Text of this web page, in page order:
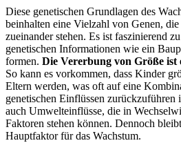
Diese genetischen Grundlagen des
beinhalten eine Vielzahl von Genen,
zueinander stehen. Es ist faszinierend
genetischen Informationen wie ein
formen. Die Vererbung von Größe ist
So kann es vorkommen, dass Kinder
Eltern werden, was oft auf eine
genetischen Einflüssen zurückzuführen
auch Umwelteinflüsse, die in
Faktoren stehen können. Dennoch
Hauptfaktor für das Wachstum.